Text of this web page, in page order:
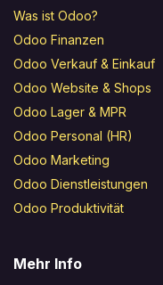
Was ist Odoo?
Odoo Finanzen
Odoo Verkauf & Einkauf
Odoo Website & Shops
Odoo Lager & MPR
Odoo Personal (HR)
Odoo Marketing
Odoo Dienstleistungen
Odoo Produktivität
Mehr Info